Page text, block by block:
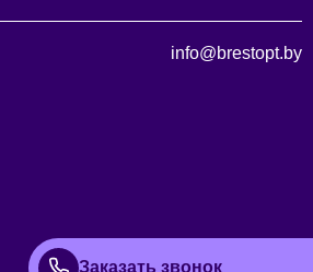
info@brestopt.by
Заказать звонок